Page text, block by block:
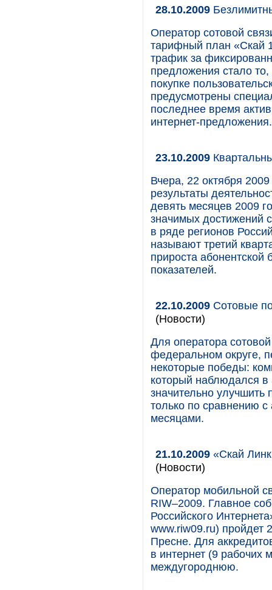
28.10.2009
Оператор сотовой
тарифный план «Скай
трафик за
предложения стало
покупке
предусмотрены
последнее время
интернет-предложения.
23.10.2009
Вчера, 22 октября
результаты
девять месяцев 2009
значимых достижений
в ряде регионов
называют третий
прироста
показателей.
22.10.2009 Сотовые
(Новости)
Для оператора
федеральном округе,
некоторые победы:
который наблюдался в
значительно улучшить
только по сравнению
месяцами.
21.10.2009 «Скай
(Новости)
Оператор мобильной
RIW–2009. Главное
Российского
www.riw09.ru) пройдет
Пресне. Для
в интернет (9 рабочих
междугороднюю.